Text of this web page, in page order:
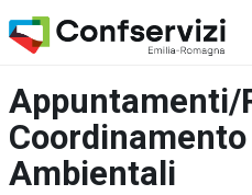
Appuntamenti/
Ambientali